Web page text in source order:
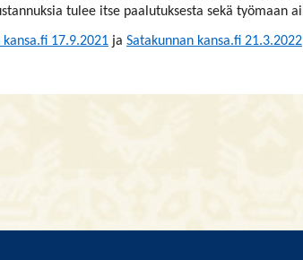
tulee itse paalutuksesta sekä työmaan
kansa.fi 17.9.2021 ja Satakunnan kansa.fi 21.3.2022